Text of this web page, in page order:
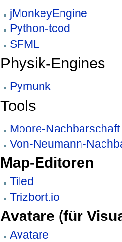
jMonkeyEngine
Python-tcod
SFML
Physik-Engines
Pymunk
Tools
Moore-Nachbarschaft
Von-Neumann-
Map-Editoren
Tiled
Trizbort.io
Avatare (für
Avatare